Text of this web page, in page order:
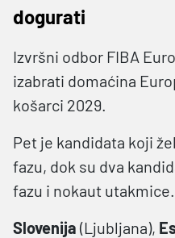
dogurati
Izvršni odbor FIBA
izabrati domaćina
košarci 2029.
Pet je kandidata koji
fazu, dok su dva
fazu i nokaut utakmice.
Slovenija (Ljubljana),